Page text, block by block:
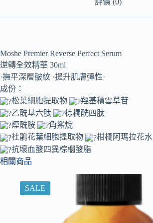
Moshe Premier Reverse Perfect Serum
逆轉全效精華 30ml
·撫平深層皺紋 ·提升肌膚彈性·
成份：
松葉細胞提取物
羥基積雪草苷
乙酰基六肽
棕櫚酰四肽
煙酰胺
角鯊烷
杜鵑花葉細胞提取物
柑橘阿瑪拉花水
抗壞血酸四異棕櫚酸脂
相關商品
SALE